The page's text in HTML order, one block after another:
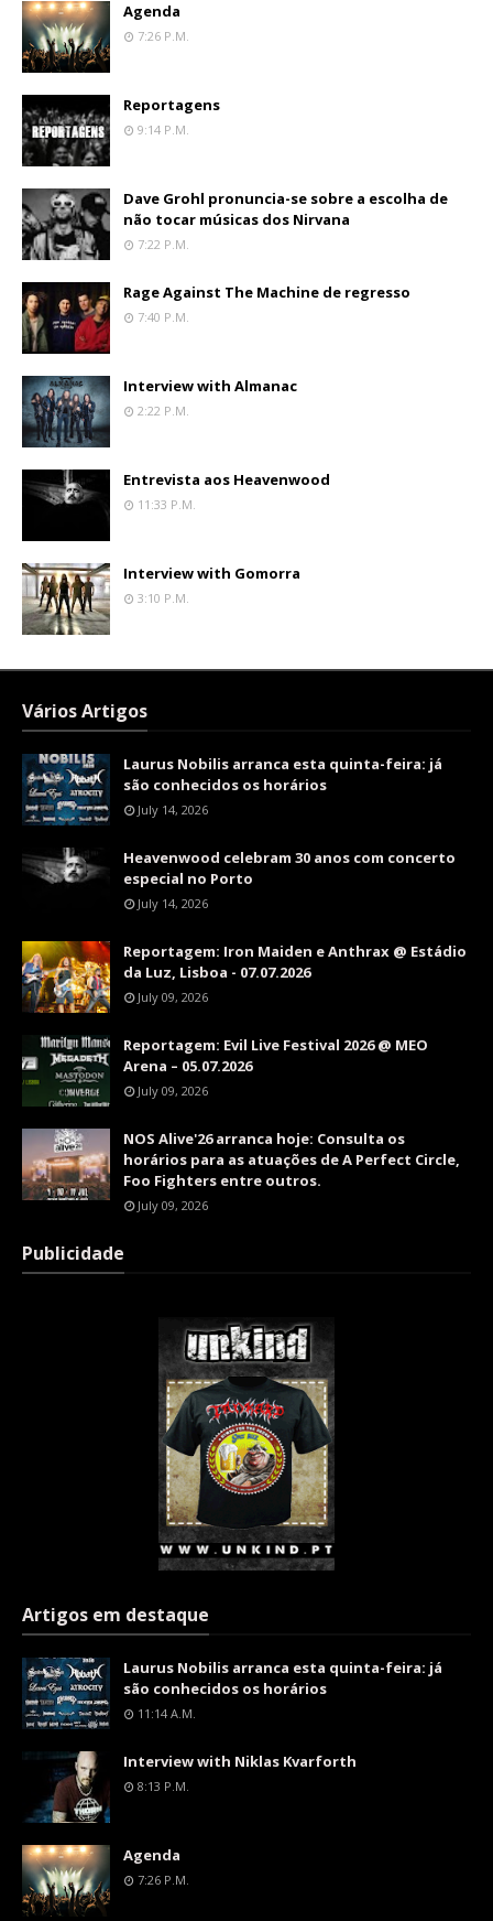
Agenda
7:26 P.m.
Reportagens
9:14 P.m.
Dave Grohl pronuncia-se sobre a escolha de
não tocar músicas dos Nirvana
7:22 P.m.
Rage Against The Machine de regresso
7:40 P.m.
Interview with Almanac
2:22 P.m.
Entrevista aos Heavenwood
11:33 P.m.
Interview with Gomorra
3:10 P.m.
Vários Artigos
Laurus Nobilis arranca esta quinta-feira: já
são conhecidos os horários
July 14, 2026
Heavenwood celebram 30 anos com concerto
especial no Porto
July 14, 2026
Reportagem: Iron Maiden e Anthrax @ Estádio
da Luz, Lisboa - 07.07.2026
July 09, 2026
Reportagem: Evil Live Festival 2026 @ MEO
Arena – 05.07.2026
July 09, 2026
NOS Alive'26 arranca hoje: Consulta os
horários para as atuações de A Perfect Circle,
Foo Fighters entre outros.
July 09, 2026
Publicidade
Artigos em destaque
Laurus Nobilis arranca esta quinta-feira: já
são conhecidos os horários
11:14 A.m.
Interview with Niklas Kvarforth
8:13 P.m.
Agenda
7:26 P.m.